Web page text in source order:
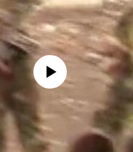
source currently